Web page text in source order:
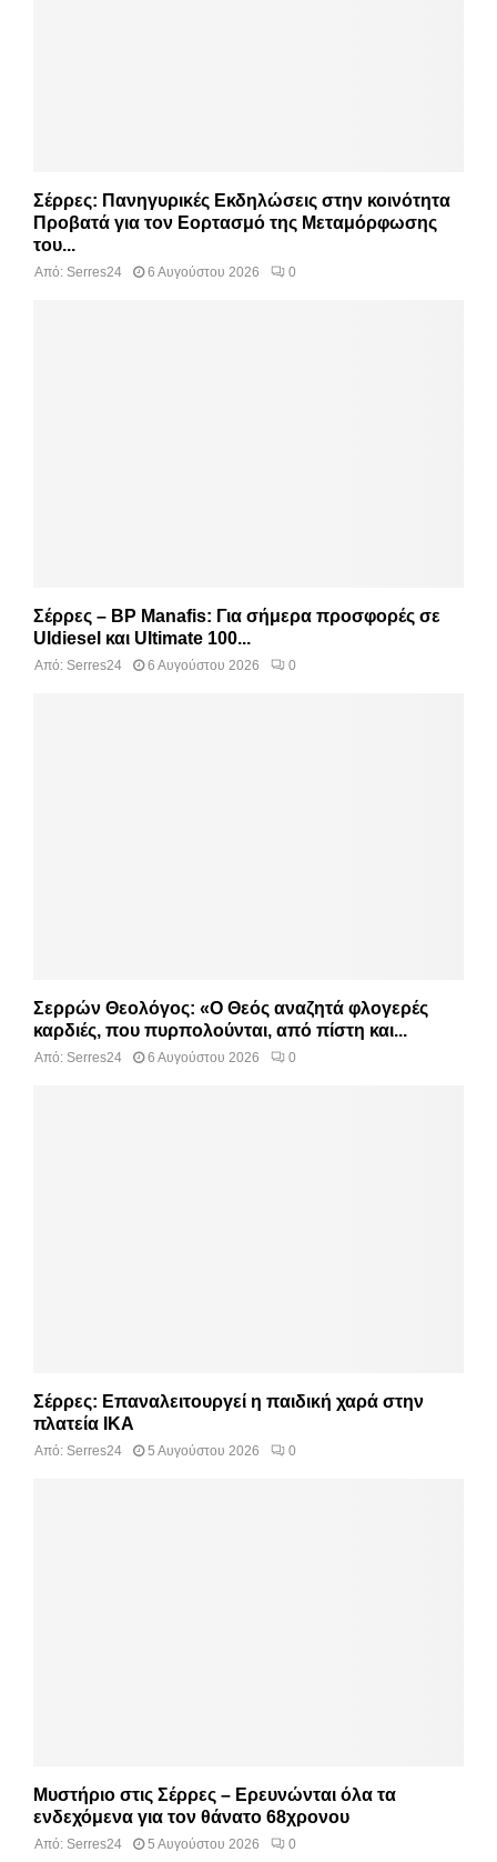
Σέρρες: Πανηγυρικές Εκδηλώσεις στην κοινότητα
Προβατά για τον Εορτασμό της Μεταμόρφωσης
του...
Από: Serres24 6 Αυγούστου 2026 0
Σέρρες – BP Manafis: Για σήμερα προσφορές σε
Uldiesel και Ultimate 100...
Από: Serres24 6 Αυγούστου 2026 0
Σερρών Θεολόγος: «Ο Θεός αναζητά φλογερές
καρδιές, που πυρπολούνται, από πίστη και...
Από: Serres24 6 Αυγούστου 2026 0
Σέρρες: Επαναλειτουργεί η παιδική χαρά στην
πλατεία ΙΚΑ
Από: Serres24 5 Αυγούστου 2026 0
Μυστήριο στις Σέρρες – Ερευνώνται όλα τα
ενδεχόμενα για τον θάνατο 68χρονου
Από: Serres24 5 Αυγούστου 2026 0